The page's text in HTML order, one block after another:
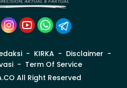
KIRKA
Disclaimer
Term Of Service
All Right Reserved